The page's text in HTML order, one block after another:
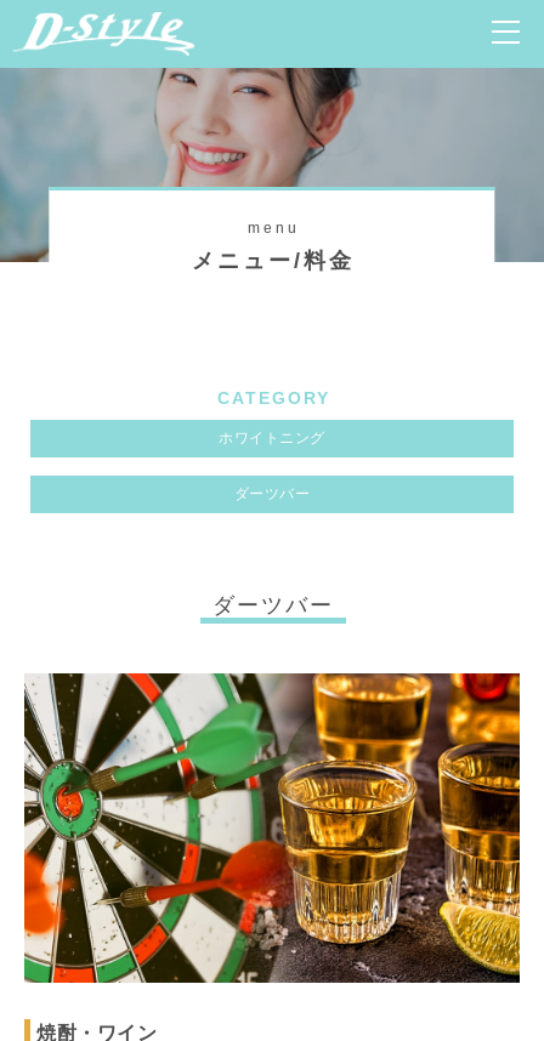
menu
メニュー/料金
CATEGORY
ホワイトニング
ダーツバー
ダーツバー
焼酎・ワイン